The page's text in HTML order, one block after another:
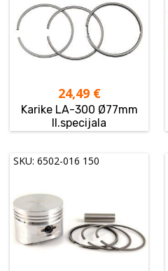
24,49 €
Karike LA-300 Ø77mm
II.specijala
SKU: 6502-016 150